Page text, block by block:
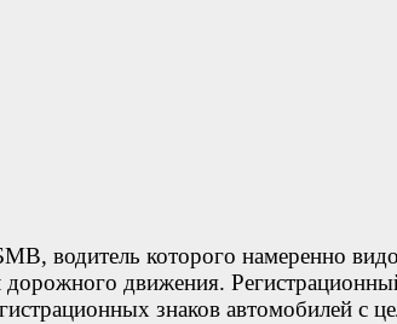
водитель которого намеренно
дорожного движения.
знаков автомобилей с